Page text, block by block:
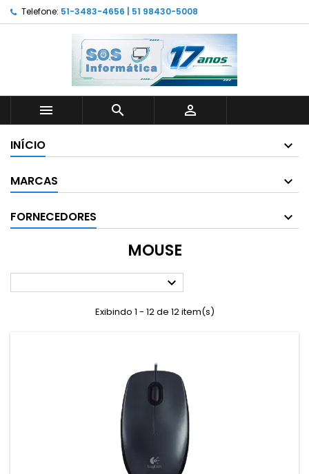
Telefone: 51-3483-4656 | 51 98430-5008
  
INÍCIO
MARCAS
FORNECEDORES
MOUSE

Exibindo 1 - 12 de 12 item(s)